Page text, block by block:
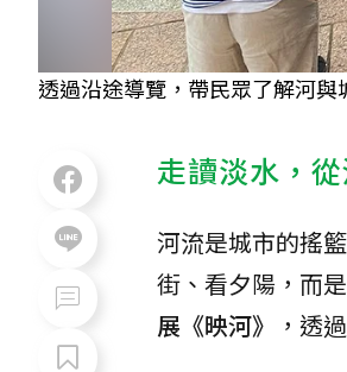
透過沿途導覽，帶民眾了解河
走讀淡水，
河流是城市的搖
街、看夕陽，而
展《映河》
，透